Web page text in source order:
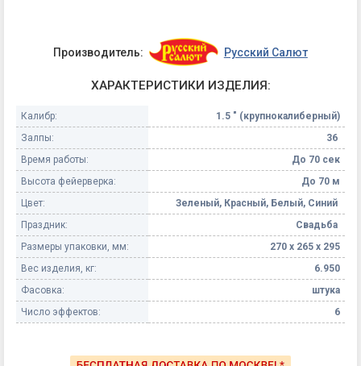
Производитель: Русский Салют
ХАРАКТЕРИСТИКИ ИЗДЕЛИЯ:
Калибр:
1.5 " (крупнокалиберный)
Залпы:
36
Время работы:
До 70 сек
Высота фейерверка:
До 70 м
Цвет:
Зеленый, Красный, Белый, Синий
Праздник:
Свадьба
Размеры упаковки, мм:
270 х 265 х 295
Вес изделия, кг:
6.950
Фасовка:
штука
Число эффектов:
6